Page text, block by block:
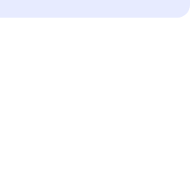
erleben Sie